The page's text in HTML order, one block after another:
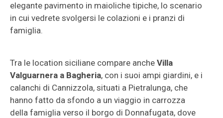
elegante pavimento in maioliche tipiche, lo scenario
in cui vedrete svolgersi le colazioni e i pranzi di
famiglia.
Tra le location siciliane compare anche Villa
Valguarnera a Bagheria, con i suoi ampi giardini, e i
calanchi di Cannizzola, situati a Pietralunga, che
hanno fatto da sfondo a un viaggio in carrozza
della famiglia verso il borgo di Donnafugata, dove